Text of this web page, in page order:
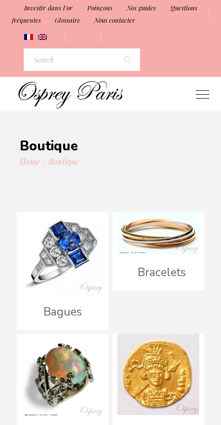
Investir dans l’or Poinçons Nos guides
Questions
fréquentes
Glossaire Nous contacter
for:
Boutique
Home Boutique
Bagues
Bracelets